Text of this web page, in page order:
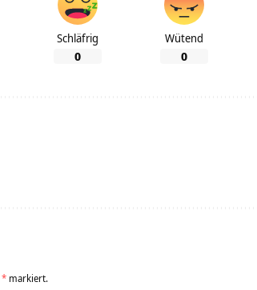
Schläfrig
0
Wütend
0
* markiert.